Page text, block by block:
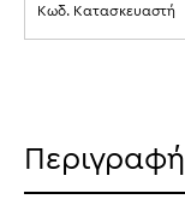
Κωδ. Κατασκευαστή
Περιγραφή